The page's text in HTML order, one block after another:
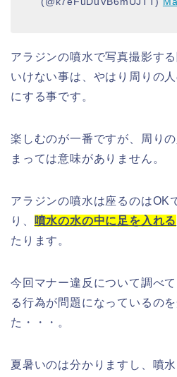
アラジンの噴水で写真撮影す
いけない事は、やはり周りの
にする事です。
楽しむのが一番ですが、周り
まっては意味がありません。
アラジンの噴水は座るのはOK
り、
噴水の水の中に足を入れる
たります。
今回マナー違反について調べ
る行為が問題になっているの
た・・・。
夏暑いのは分かりますし、噴